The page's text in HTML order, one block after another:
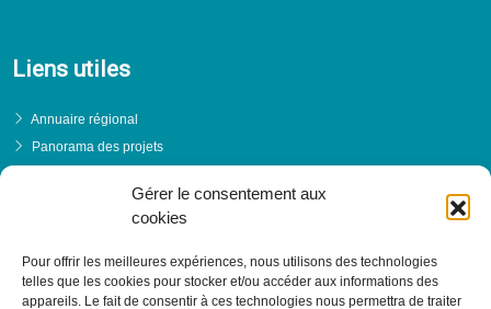
Gérer le consentement aux
cookies
Pour offrir les meilleures expériences, nous utilisons des technologies
telles que les cookies pour stocker et/ou accéder aux informations des
appareils. Le fait de consentir à ces technologies nous permettra de traiter
Liens utiles
Annuaire régional
Panorama des projets